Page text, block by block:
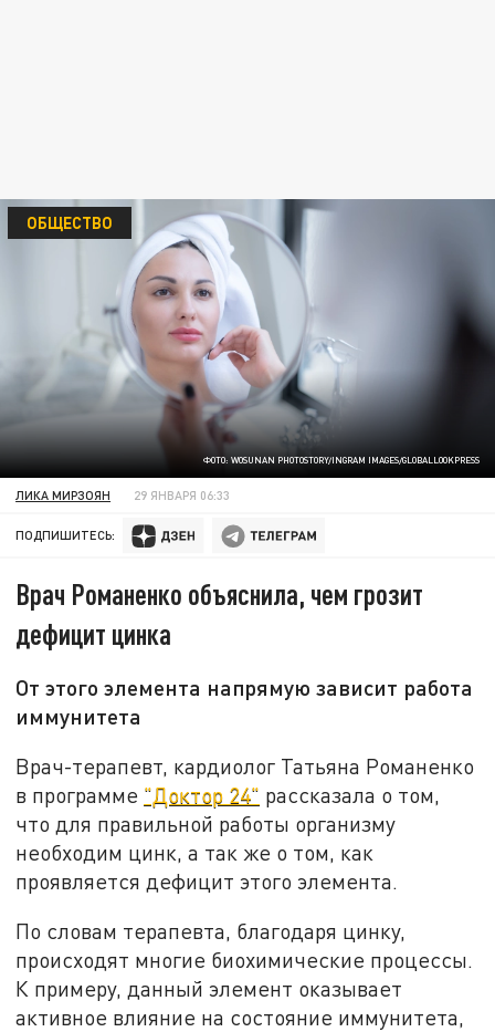
ФОТО: WOSUNAN PHOTOSTORY/INGRAM IMAGES/GLOBALLOOKPRESS
ОБЩЕСТВО
ЛИКА МИРЗОЯН 29 ЯНВАРЯ 06:33
ПОДПИШИТЕСЬ:
Врач Романенко объяснила, чем грозит
дефицит цинка
От этого элемента напрямую зависит работа
иммунитета
Врач-терапевт, кардиолог Татьяна Романенко
в программе "Доктор 24" рассказала о том,
что для правильной работы организму
необходим цинк, а так же о том, как
проявляется дефицит этого элемента.
По словам терапевта, благодаря цинку,
происходят многие биохимические процессы.
К примеру, данный элемент оказывает
активное влияние на состояние иммунитета,